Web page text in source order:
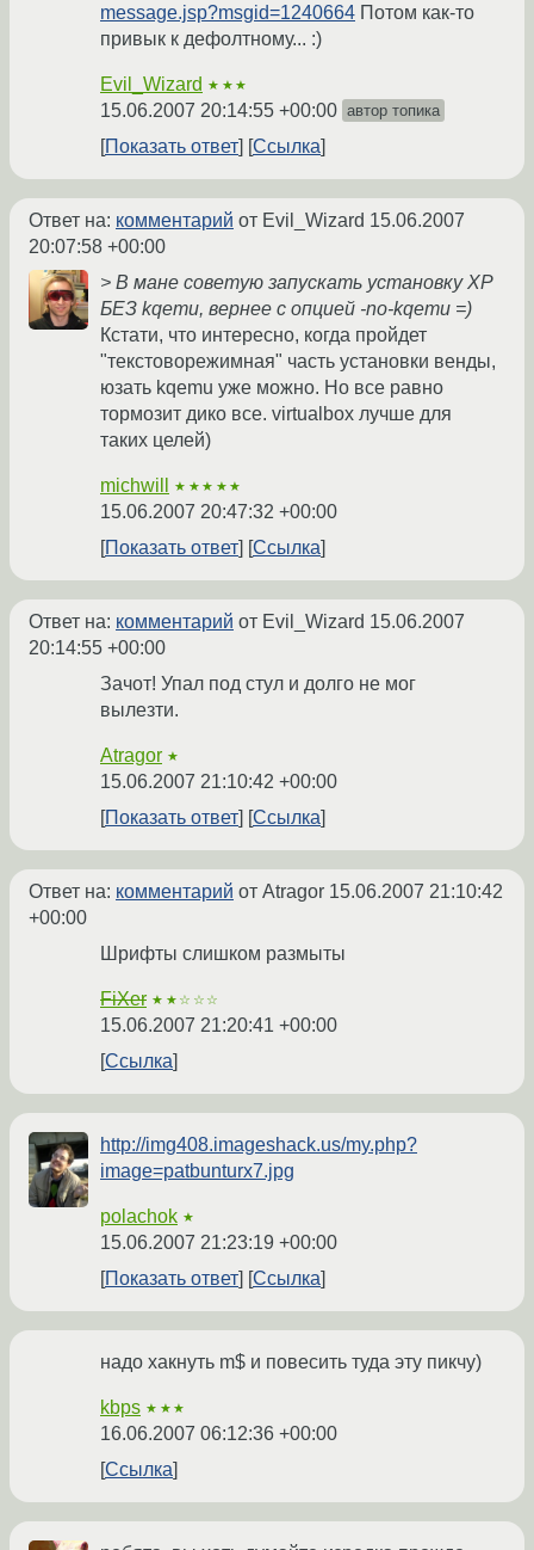
message.jsp?msgid=1240664 Потом как-то
привык к дефолтному... :)
Evil_Wizard ★★★
15.06.2007 20:14:55 +00:00 автор топика
Показать ответ Ссылка
Ответ на: комментарий от Evil_Wizard 15.06.2007
20:07:58 +00:00
> В мане советую запускать установку XP
БЕЗ kqemu, вернее с опцией -no-kqemu =)
Кстати, что интересно, когда пройдет
"текстоворежимная" часть установки венды,
юзать kqemu уже можно. Но все равно
тормозит дико все. virtualbox лучше для
таких целей)
michwill ★★★★★
15.06.2007 20:47:32 +00:00
Показать ответ
Ссылка
Ответ на: комментарий от Evil_Wizard 15.06.2007
20:14:55 +00:00
Зачот! Упал под стул и долго не мог
вылезти.
Atragor ★
15.06.2007 21:10:42 +00:00
Показать ответ
Ссылка
Ответ на: комментарий от Atragor 15.06.2007 21:10:42
+00:00
Шрифты слишком размыты
FiXer ★★☆☆☆
15.06.2007 21:20:41 +00:00
Ссылка
http://img408.imageshack.us/my.php?
image=patbunturx7.jpg
polachok ★
15.06.2007 21:23:19 +00:00
Показать ответ
Ссылка
надо хакнуть m$ и повесить туда эту пикчу)
kbps ★★★
16.06.2007 06:12:36 +00:00
Ссылка